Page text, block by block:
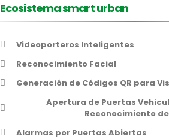
Ecosistema smart urban
Videoporteros Inteligentes
Reconocimiento Facial
Generación de Códigos QR para
Apertura de Puertas
Reconocimiento
Alarmas por Puertas Abiertas